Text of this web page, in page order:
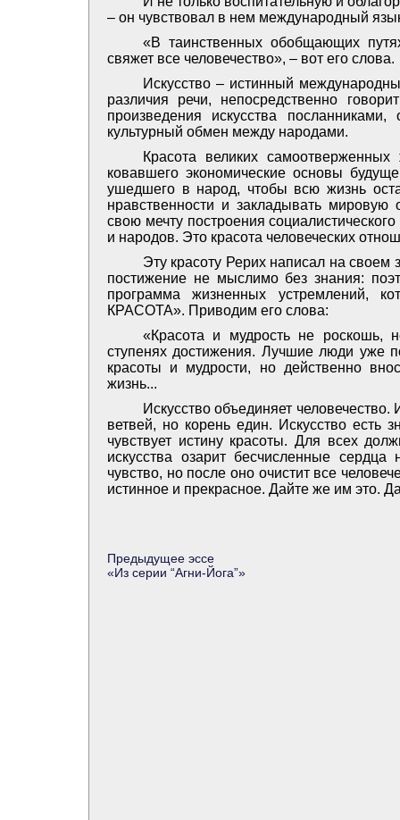
– он чувствовал в нем международный
«В таинственных обобщающих
свяжет все человечество», – вот его слова.
Искусство – истинный
различия речи, непосредственно
произведения искусства
культурный обмен между народами.
Красота великих
ковавшего экономические основы
ушедшего в народ, чтобы всю жизнь
нравственности и закладывать
свою мечту построения
и народов. Это красота человеческих
Эту красоту Рерих написал на своем
постижение не мыслимо без знания:
программа жизненных устремлений,
КРАСОТА». Приводим его слова:
«Красота и мудрость не роскошь,
ступенях достижения. Лучшие люди уже
красоты и мудрости, но действенно
жизнь...
Искусство объединяет
ветвей, но корень един. Искусство есть
чувствует истину красоты. Для всех
искусства озарит бесчисленные
чувство, но после оно очистит все
истинное и прекрасное. Дайте же им это.
Предыдущее эссе
«Из серии “Агни-Йога”»